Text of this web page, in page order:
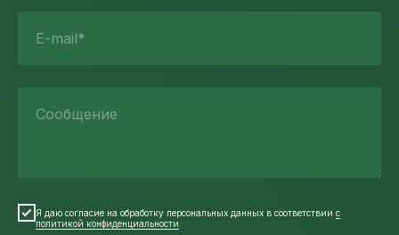
E-mail*
Сообщение
Я даю согласие на обработку персональных данных в соответствии с
политикой конфиденциальности